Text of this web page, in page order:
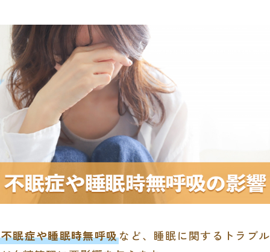
不眠症や睡眠時無呼吸など、睡眠に関するトラブル